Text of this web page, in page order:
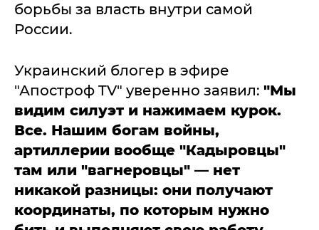
борьбы за власть внутри самой
России.
Украинский блогер в эфире
"Апостроф TV" уверенно заявил: "Мы
видим силуэт и нажимаем курок.
Все. Нашим богам войны,
артиллерии вообще "Кадыровцы"
там или "вагнеровцы" — нет
никакой разницы: они получают
координаты, по которым нужно